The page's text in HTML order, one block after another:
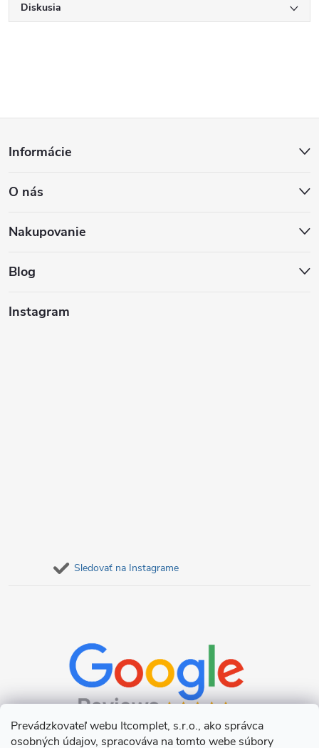
Prevádzkovateľ webu Itcomplet, s.r.o., ako správca
osobných údajov, spracováva na tomto webe súbory
Diskusia
p
ä
Informácie
O nás
Nakupovanie
Blog
Instagram
Sledovať na Instagrame